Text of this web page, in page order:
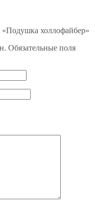
«Подушка холлофайбер»
Обязательные поля